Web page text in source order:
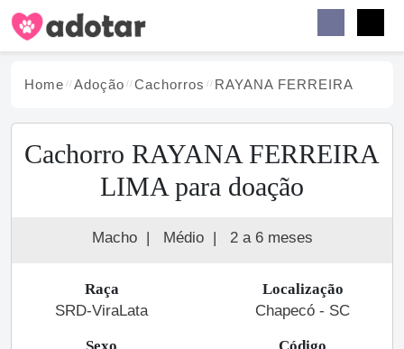
Home Adoção Cachorros RAYANA FERREIRA
Cachorro RAYANA FERREIRA
LIMA para doação
Macho | Médio | 2 a 6 meses
Raça
SRD-ViraLata
Localização
Chapecó - SC